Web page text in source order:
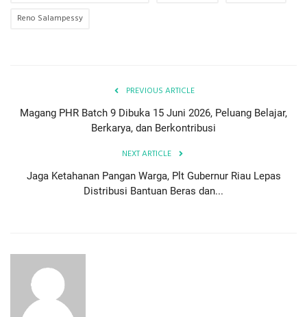
Reno Salampessy
PREVIOUS ARTICLE
Magang PHR Batch 9 Dibuka 15 Juni 2026, Peluang Belajar,
Berkarya, dan Berkontribusi
NEXT ARTICLE
Jaga Ketahanan Pangan Warga, Plt Gubernur Riau Lepas
Distribusi Bantuan Beras dan...